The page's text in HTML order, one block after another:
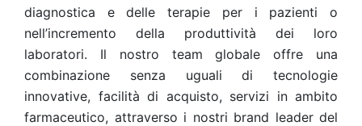
diagnostica e delle terapie per i pazienti o
nell’incremento della produttività dei loro
laboratori. Il nostro team globale offre una
combinazione senza uguali di tecnologie
innovative, facilità di acquisto, servizi in ambito
farmaceutico, attraverso i nostri brand leader del